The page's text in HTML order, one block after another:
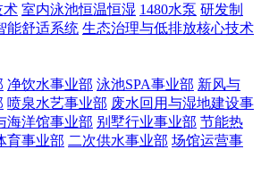
术 室内泳池恒温恒湿 1480水泵 研发制
能舒适系统 生态治理与低排放核心技术
净饮水事业部 泳池SPA事业部 新风与
喷泉水艺事业部 废水回用与湿地建设事
海洋馆事业部 别墅行业事业部 节能热
育事业部 二次供水事业部 场馆运营事